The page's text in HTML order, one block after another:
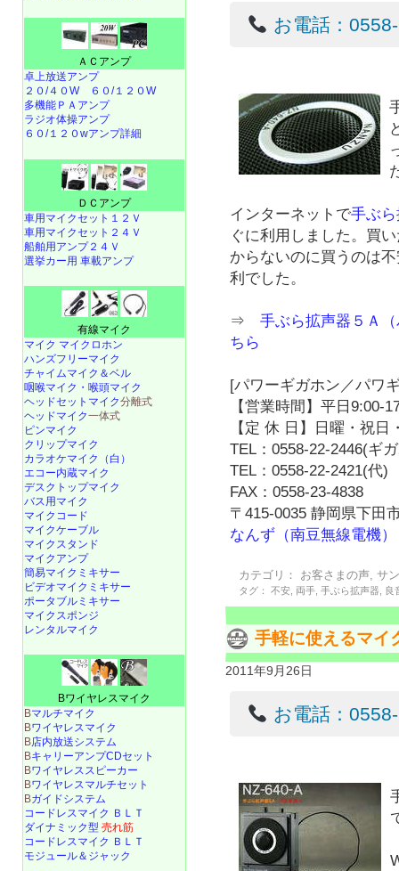
お電話：
インターネットで手ぶ
ぐに利用しました。買
からないのに買うのは
利でした。
⇒手ぶら拡声器５Ａ
ちら
[パワーギガホン／パワ
【営業時間】平日9:00-
【定 休 日】日曜・祝日
TEL：0558-22-2446(ギ
TEL：0558-22-2421(代)
FAX：0558-23-4838
〒415-0035 静岡県下田
なんず（南豆無線電機）
カテゴリ： お客さまの声,サ
タグ： 不安 両手 ,手ぶら拡声器 良
手軽に使えるマイ
2011年9月26日
お電話：
ＡＣアンプ
卓上放送アンプ
２０/４０W
６０/１２０W
多機能ＰＡアンプ
ラジオ体操アンプ
６０/１２０wアンプ詳細
ＤＣアンプ
車用マイクセット１２Ｖ
車用マイクセット２４Ｖ
船舶用アンプ２４Ｖ
選挙カー用 車載アンプ
有線マイク
マイク マイクロホン
ハンズフリーマイク
チャイムマイク＆ベル
咽喉マイク・喉頭マイク
ヘッドセットマイク分離式
ヘッドマイク一体式
ピンマイク
クリップマイク
カラオケマイク（白）
エコー内蔵マイク
デスクトップマイク
バス用マイク
マイクコード
マイクケーブル
マイクスタンド
マイクアンプ
簡易マイクミキサー
ビデオマイクミキサー
ポータブルミキサー
マイクスポンジ
レンタルマイク
Bワイヤレスマイク
Bマルチマイク
Bワイヤレスマイク
B店内放送システム
BキャリーアンプCDセット
Bワイヤレススピーカー
Bワイヤレスマルチセット
Bガイドシステム
コードレスマイク ＢＬＴ
ダイナミック型 売れ筋
コードレスマイク ＢＬＴ
モジュール＆ジャック